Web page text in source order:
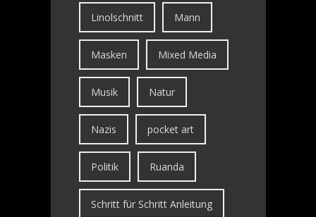
Linolschnitt Mann
Masken Mixed Media
Musik Natur
Nazis pocket art
Politik Ruanda
Schritt für Schritt Anleitung